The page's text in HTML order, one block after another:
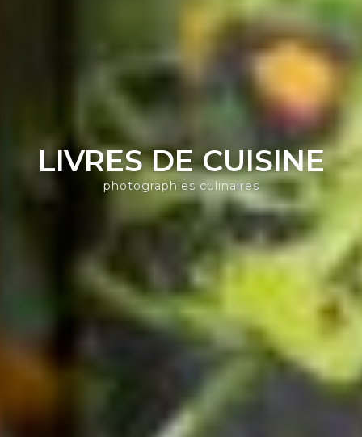
LIVRES DE CUISINE
photographies culinaires